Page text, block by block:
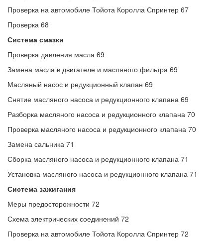
Проверка на автомобиле Тойота Королла Спринтер 67
Проверка 68
Система смазки
Проверка давления масла 69
Замена масла в двигателе и масляного фильтра 69
Масляный насос и редукционный клапан 69
Снятие масляного насоса и редукционного клапана 69
Разборка масляного насоса и редукционного клапана 70
Проверка масляного насоса и редукционного клапана 70
Замена сальника 71
Сборка масляного насоса и редукционного клапана 71
Установка масляного насоса и редукционного клапана 71
Система зажигания
Меры предосторожности 72
Схема электрических соединений 72
Проверка на автомобиле Тойота Королла Спринтер 72